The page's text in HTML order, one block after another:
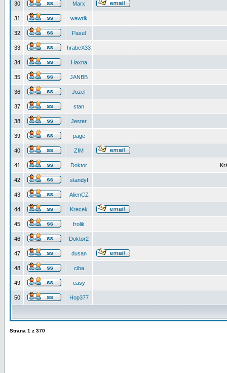
30 Marx
31 wawrik
32 Pasul
33 hrabeX33
34 Haxna
35 JANBB
36 Jozef
37 stan
38 Jester
39 page
40 ZIM
41 Doktor
42 standyf
43 AlienCZ
44 Krecek
45 frolik
46 Doktor2
47 dusan
48 ciba
49 easy
50 Hop377
Strana 1 z 370